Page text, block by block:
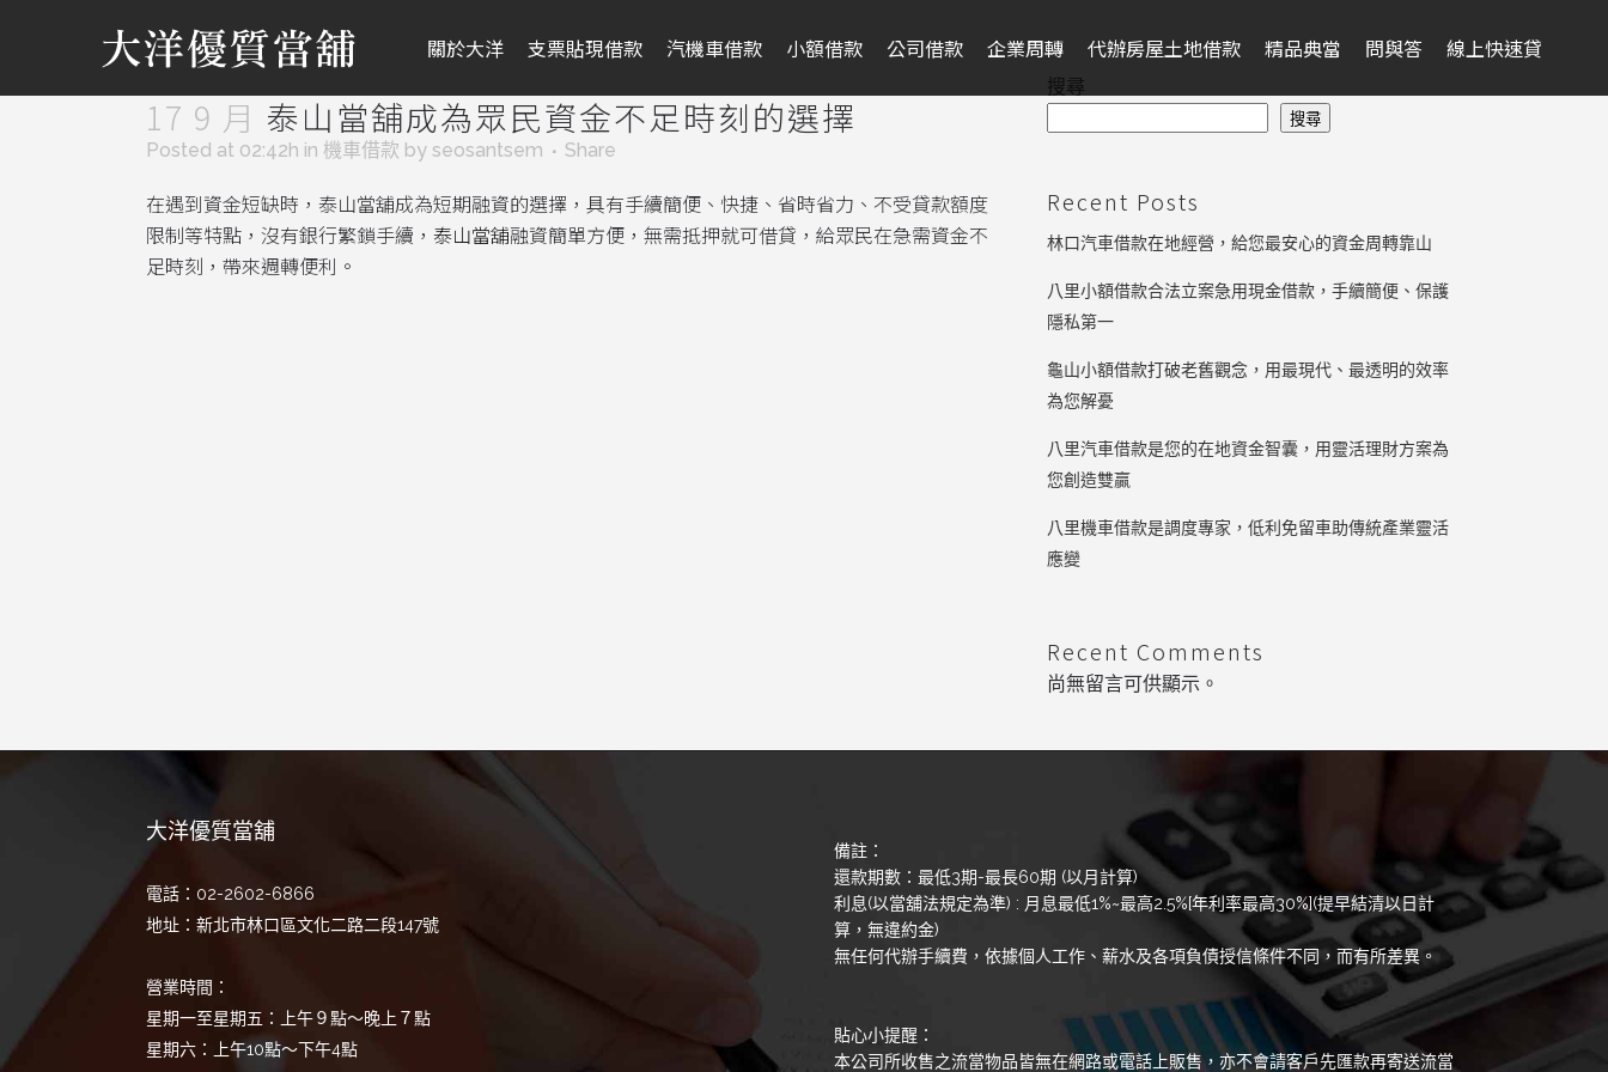
關於大洋 支票貼現借款 汽機車借款 小額借款 公司借款 企業周轉 代辦房屋土地借款 精品典當 問與答 線上快速貸
17 9 月 泰山當舖成為眾民資金不足時刻的選擇
Posted at 02:42h in 機車借款 by seosantsem Share
在遇到資金短缺時，泰山當舖成為短期融資的選擇，具有手續簡便、快捷、省時省力、不受貸款額度
限制等特點，沒有銀行繁鎖手續， 泰山當舖融資簡單方便，無需抵押就可借貸，給眾民在急需資金不
足時刻，帶來週轉便利。
搜尋
搜尋
Recent Posts
林口汽車借款在地經營，給您最安心的資金周轉靠山
八里小額借款合法立案急用現金借款，手續簡便、保護
隱私第一
龜山小額借款打破老舊觀念，用最現代、最透明的效率
為您解憂
八里汽車借款是您的在地資金智囊，用靈活理財方案為
您創造雙贏
八里機車借款是調度專家，低利免留車助傳統產業靈活
應變
Recent Comments
尚無留言可供顯示。
大洋優質當舖
電話：02-2602-6866
地址：新北市林口區文化二路二段147號
營業時間：
星期一至星期五：上午９點～晚上７點
星期六：上午10點～下午4點
備註：
還款期數：最低3期-最長60期 (以月計算)
利息(以當舖法規定為準) : 月息最低1%~最高2.5%[年利率最高30%](提早結清以日計
算，無違約金)
無任何代辦手續費，依據個人工作、薪水及各項負債授信條件不同，而有所差異。
貼心小提醒：
本公司所收售之流當物品皆無在網路或電話上販售，亦不會請客戶先匯款再寄送流當